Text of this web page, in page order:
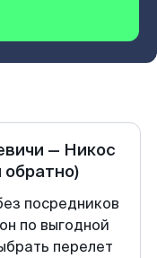
— Никос
обратно)
посредников
по выгодной
перелет